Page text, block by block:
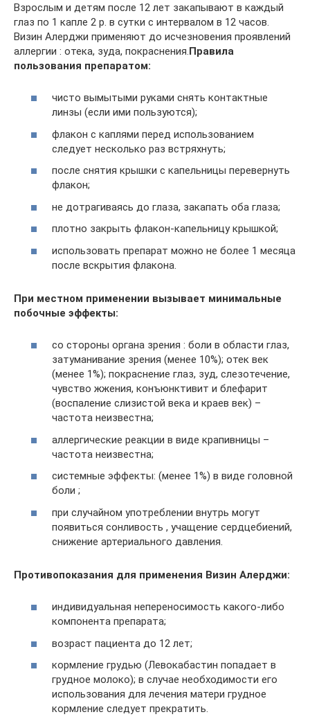
Взрослым и детям после 12 лет закапывают в каждый
глаз по 1 капле 2 р. в сутки с интервалом в 12 часов.
Визин Алерджи применяют до исчезновения проявлений
аллергии : отека, зуда, покраснения. Правила
пользования препаратом:
чисто вымытыми руками снять контактные
линзы (если ими пользуются);
флакон с каплями перед использованием
следует несколько раз встряхнуть;
после снятия крышки с капельницы перевернуть
флакон;
не дотрагиваясь до глаза, закапать оба глаза;
плотно закрыть флакон-капельницу крышкой;
использовать препарат можно не более 1 месяца
после вскрытия флакона.
При местном применении вызывает минимальные
побочные эффекты:
со стороны органа зрения : боли в области глаз,
затуманивание зрения (менее 10%); отек век
(менее 1%); покраснение глаз, зуд, слезотечение,
чувство жжения, конъюнктивит и блефарит
(воспаление слизистой века и краев век) –
частота неизвестна;
аллергические реакции в виде крапивницы –
частота неизвестна;
системные эффекты: (менее 1%) в виде головной
боли ;
при случайном употреблении внутрь могут
появиться сонливость , учащение сердцебиений,
снижение артериального давления.
Противопоказания для применения Визин Алерджи:
индивидуальная непереносимость какого-либо
компонента препарата;
возраст пациента до 12 лет;
кормление грудью (Левокабастин попадает в
грудное молоко); в случае необходимости его
использования для лечения матери грудное
кормление следует прекратить.